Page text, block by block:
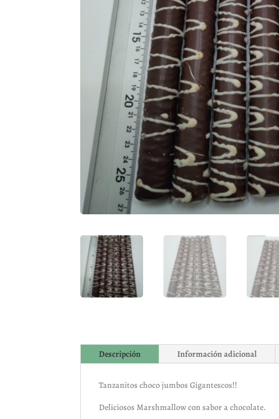
Descripción Información adicional
Tanzanitos choco jumbos Gigantescos!!
Deliciosos Marshmallow con sabor a chocolate.